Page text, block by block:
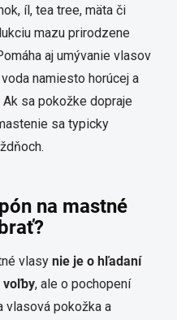
íl, tea tree, mäta či
mazu prirodzene
aj umývanie vlasov
namiesto horúcej a
sa pokožke dopraje
sa typicky
na mastné
vlasy nie je o hľadaní
voľby, ale o pochopení
vlasová pokožka a